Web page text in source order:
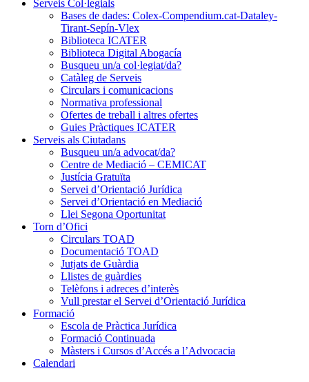
Serveis Col·legials
Bases de dades: Colex-Compendium.cat-Dataley-
Tirant-Sepín-Vlex
Biblioteca ICATER
Biblioteca Digital Abogacía
Busqueu un/a col·legiat/da?
Catàleg de Serveis
Circulars i comunicacions
Normativa professional
Ofertes de treball i altres ofertes
Guies Pràctiques ICATER
Serveis als Ciutadans
Busqueu un/a advocat/da?
Centre de Mediació – CEMICAT
Justícia Gratuïta
Servei d’Orientació Jurídica
Servei d’Orientació en Mediació
Llei Segona Oportunitat
Torn d’Ofici
Circulars TOAD
Documentació TOAD
Jutjats de Guàrdia
Llistes de guàrdies
Telèfons i adreces d’interès
Vull prestar el Servei d’Orientació Jurídica
Formació
Escola de Pràctica Jurídica
Formació Continuada
Màsters i Cursos d’Accés a l’Advocacia
Calendari